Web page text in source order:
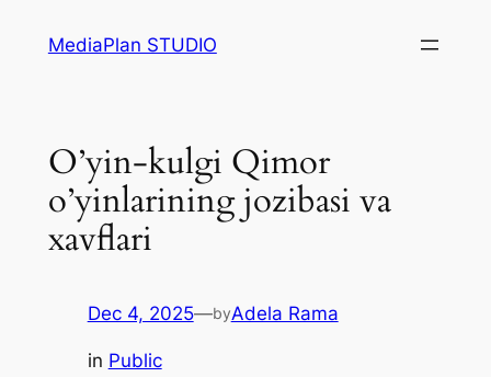
MediaPlan STUDIO
O’yin-kulgi Qimor
o’yinlarining jozibasi va
xavflari
Dec 4, 2025—byAdela Rama
in Public